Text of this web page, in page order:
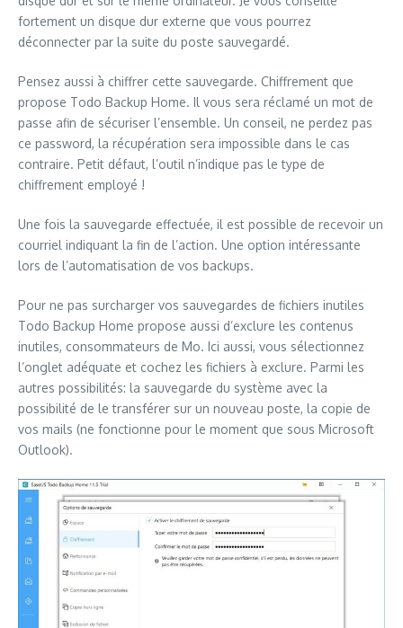
fortement un disque dur externe que vous pourrez
déconnecter par la suite du poste sauvegardé.
Pensez aussi à chiffrer cette sauvegarde. Chiffrement que
propose Todo Backup Home. Il vous sera réclamé un mot de
passe afin de sécuriser l’ensemble. Un conseil, ne perdez pas
ce password, la récupération sera impossible dans le cas
contraire. Petit défaut, l’outil n’indique pas le type de
chiffrement employé !
Une fois la sauvegarde effectuée, il est possible de recevoir un
courriel indiquant la fin de l’action. Une option intéressante
lors de l’automatisation de vos backups.
Pour ne pas surcharger vos sauvegardes de fichiers inutiles
Todo Backup Home propose aussi d’exclure les contenus
inutiles, consommateurs de Mo. Ici aussi, vous sélectionnez
l’onglet adéquate et cochez les fichiers à exclure. Parmi les
autres possibilités: la sauvegarde du système avec la
possibilité de le transférer sur un nouveau poste, la copie de
vos mails (ne fonctionne pour le moment que sous Microsoft
Outlook).